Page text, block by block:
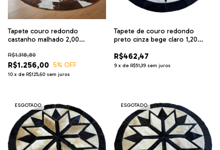
Tapete couro redondo
castanho malhado 2,00
R$1.256,00
R$1.318,80
5% OFF
10 x de R$125,60 sem juros
Tapete de couro redondo
preto cinza bege claro 1,20
R$462,47
9 x de R$51,39 sem juros
ESGOTADO ESGOTADO